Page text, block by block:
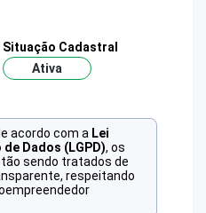
Situação Cadastral
Ativa
acordo com a Lei
Dados (LGPD), os
sendo tratados de
respeitando